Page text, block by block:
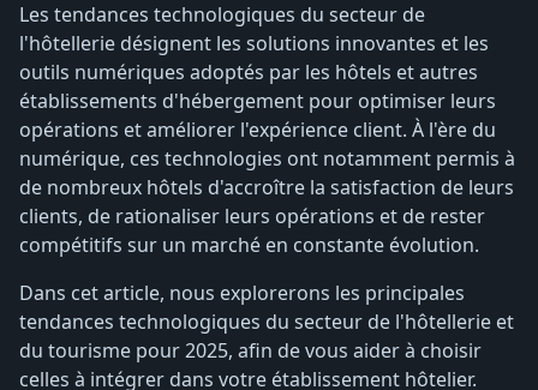
Les tendances technologiques du secteur de
l'hôtellerie désignent les solutions innovantes et les
outils numériques adoptés par les hôtels et autres
établissements d'hébergement pour optimiser leurs
opérations et améliorer l'expérience client. À l'ère du
numérique, ces technologies ont notamment permis à
de nombreux hôtels d'accroître la satisfaction de leurs
clients, de rationaliser leurs opérations et de rester
compétitifs sur un marché en constante évolution.
Dans cet article, nous explorerons les principales
tendances technologiques du secteur de l'hôtellerie et
du tourisme pour 2025, afin de vous aider à choisir
celles à intégrer dans votre établissement hôtelier.